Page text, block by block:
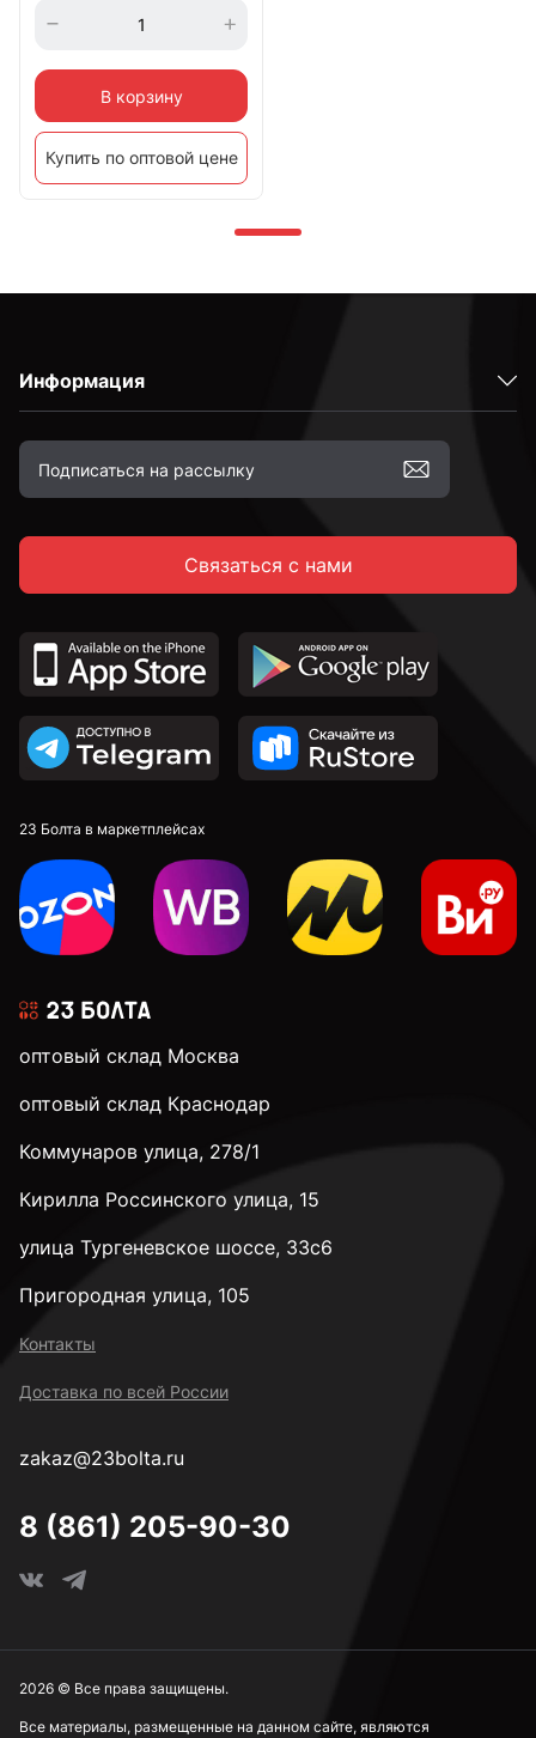
В корзину
Купить по оптовой цене
Информация
Связаться с нами
23 Болта в маркетплейсах
оптовый склад Москва
оптовый склад Краснодар
Коммунаров улица, 278/1
Кирилла Россинского улица, 15
улица Тургеневское шоссе, 33с6
Пригородная улица, 105
Контакты
Доставка по всей России
zakaz@23bolta.ru
8 (861) 205-90-30
Все материалы, размещенные на данном сайте, являются
2026 © Все права защищены.